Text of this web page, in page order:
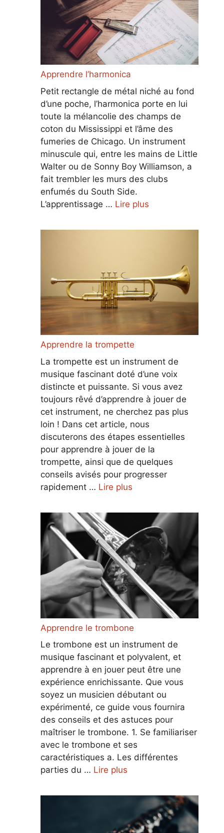
Apprendre l’harmonica
Petit rectangle de métal niché au fond
d’une poche, l’harmonica porte en lui
toute la mélancolie des champs de
coton du Mississippi et l’âme des
fumeries de Chicago. Un instrument
minuscule qui, entre les mains de Little
Walter ou de Sonny Boy Williamson, a
fait trembler les murs des clubs
enfumés du South Side.
L’apprentissage … Lire plus
Apprendre la trompette
La trompette est un instrument de
musique fascinant doté d’une voix
distincte et puissante. Si vous avez
toujours rêvé d’apprendre à jouer de
cet instrument, ne cherchez pas plus
loin ! Dans cet article, nous
discuterons des étapes essentielles
pour apprendre à jouer de la
trompette, ainsi que de quelques
conseils avisés pour progresser
rapidement … Lire plus
Apprendre le trombone
Le trombone est un instrument de
musique fascinant et polyvalent, et
apprendre à en jouer peut être une
expérience enrichissante. Que vous
soyez un musicien débutant ou
expérimenté, ce guide vous fournira
des conseils et des astuces pour
maîtriser le trombone. 1. Se familiariser
avec le trombone et ses
caractéristiques a. Les différentes
parties du … Lire plus